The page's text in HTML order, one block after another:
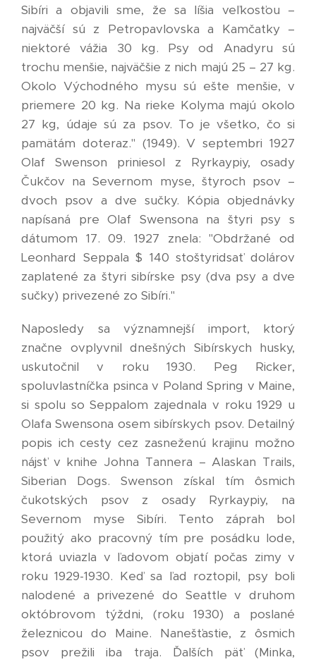
Sibíri a objavili sme, že sa líšia veľkosťou –
najväčší sú z Petropavlovska a Kamčatky –
niektoré vážia 30 kg. Psy od Anadyru sú
trochu menšie, najväčšie z nich majú 25 – 27 kg.
Okolo Východného mysu sú ešte menšie, v
priemere 20 kg. Na rieke Kolyma majú okolo
27 kg, údaje sú za psov. To je všetko, čo si
pamätám doteraz." (1949). V septembri 1927
Olaf Swenson priniesol z Ryrkaypiy, osady
Čukčov na Severnom myse, štyroch psov –
dvoch psov a dve sučky. Kópia objednávky
napísaná pre Olaf Swensona na štyri psy s
dátumom 17. 09. 1927 znela: "Obdržané od
Leonhard Seppala $ 140 stoštyridsať dolárov
zaplatené za štyri sibírske psy (dva psy a dve
sučky) privezené zo Sibíri."
Naposledy sa významnejší import, ktorý
značne ovplyvnil dnešných Sibírskych husky,
uskutočnil v roku 1930. Peg Ricker,
spoluvlastníčka psinca v Poland Spring v Maine,
si spolu so Seppalom zajednala v roku 1929 u
Olafa Swensona osem sibírskych psov. Detailný
popis ich cesty cez zasneženú krajinu možno
nájsť v knihe Johna Tannera – Alaskan Trails,
Siberian Dogs. Swenson získal tím ôsmich
čukotských psov z osady Ryrkaypiy, na
Severnom myse Sibíri. Tento záprah bol
použitý ako pracovný tím pre posádku lode,
ktorá uviazla v ľadovom objatí počas zimy v
roku 1929-1930. Keď sa ľad roztopil, psy boli
nalodené a privezené do Seattle v druhom
októbrovom týždni, (roku 1930) a poslané
železnicou do Maine. Nanešťastie, z ôsmich
psov prežili iba traja. Ďalších päť (Minka,